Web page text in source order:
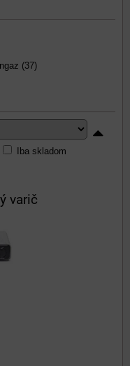
(37)
Iba skladom
varič